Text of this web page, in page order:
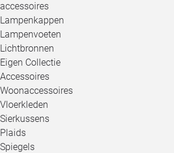
accessoires
Lampenkappen
Lampenvoeten
Lichtbronnen
Eigen Collectie
Accessoires
Woonaccessoires
Vloerkleden
Sierkussens
Plaids
Spiegels